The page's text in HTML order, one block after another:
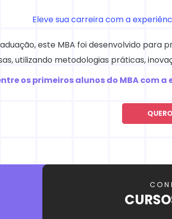
Eleve sua carreira com a
este MBA foi desenvolvido
utilizando metodologias práticas,
os primeiros alunos do MBA com